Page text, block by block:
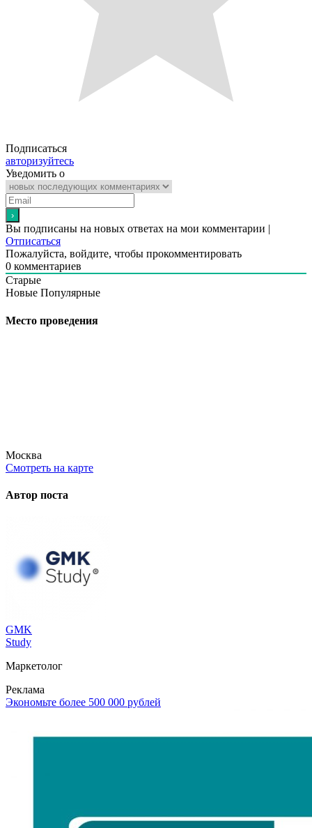
Подписаться
авторизуйтесь
Уведомить о
Вы подписаны на новых ответах на мои комментарии |
Отписаться
Пожалуйста, войдите, чтобы прокомментировать
0 комментариев
Старые
Новые Популярные
Место проведения
Москва
Смотреть на карте
Автор поста
GMK
Study
Маркетолог
Реклама
Экономьте более 500 000 рублей